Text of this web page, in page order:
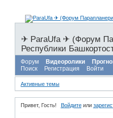
✈ ParaUfa ✈ (Форум
Республики
Форум Видеоролики
Поиск
Регистрация Войти
Активные темы
Привет, Гость! Войдитеили